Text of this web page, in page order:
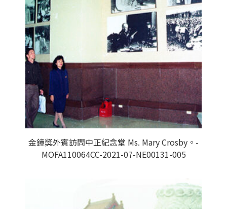
金鐘獎外賓訪問中正紀念堂 Ms. Mary Crosby。-
MOFA110064CC-2021-07-NE00131-005